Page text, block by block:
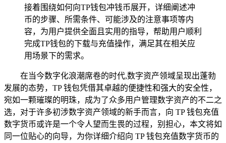
接着围绕如何向TP钱包冲钱币展开，详细阐述冲
币的步骤、所需条件、可能涉及的注意事项等内
容，为用户提供全面且实用的指导，帮助用户顺利
完成TP钱包的下载与充值操作，满足其在相关应
用场景下的需求。
在当今数字化浪潮席卷的时代,数字资产领域呈现出蓬勃
发展的态势，TP 钱包凭借其卓越的便捷性和强大的安全性，
宛如一颗璀璨的明珠，成为了众多用户管理数字资产的不二之
选，对于许多初涉数字资产领域的新手而言，向 TP 钱包充值
数字货币或许是一个令人望而生畏的过程，别担心，本文将如
同一位贴心的向导，为你详细介绍向 TP 钱包充值数字货币的